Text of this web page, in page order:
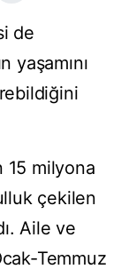
de
yaşamını
15 milyona
çekilen
Aile ve
Temmuz